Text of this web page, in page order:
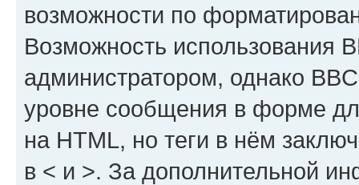
возможности по
Возможность использования
администратором, однако
уровне сообщения в форме
на HTML, но теги в нём
в < и >. За дополнительной